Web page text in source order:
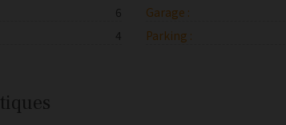
6
4
Garage :
Parking :